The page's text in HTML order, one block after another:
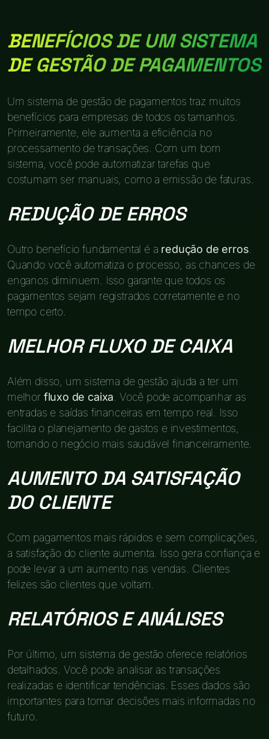
BENEFÍCIOS DE UM SISTEMA
DE GESTÃO DE PAGAMENTOS
Um sistema de gestão de pagamentos traz muitos
benefícios para empresas de todos os tamanhos.
Primeiramente, ele aumenta a eficiência no
processamento de transações. Com um bom
sistema, você pode automatizar tarefas que
costumam ser manuais, como a emissão de faturas.
REDUÇÃO DE ERROS
Outro benefício fundamental é a redução de erros
Quando você automatiza o processo, as chances de
enganos diminuem. Isso garante que todos os
pagamentos sejam registrados corretamente e no
tempo certo.
MELHOR FLUXO DE CAIXA
Além disso, um sistema de gestão ajuda a ter um
melhor fluxo de caixa . Você pode acompanhar as
entradas e saídas financeiras em tempo real. Isso
facilita o planejamento de gastos e investimentos,
tornando o negócio mais saudável financeiramente.
AUMENTO DA SATISFAÇÃO
DO CLIENTE
Com pagamentos mais rápidos e sem complicações,
a satisfação do cliente aumenta. Isso gera confiança e
pode levar a um aumento nas vendas. Clientes
felizes são clientes que voltam.
RELATÓRIOS E ANÁLISES
Por último, um sistema de gestão oferece relatórios
detalhados. Você pode analisar as transações
realizadas e identificar tendências. Esses dados são
importantes para tomar decisões mais informadas no
futuro.